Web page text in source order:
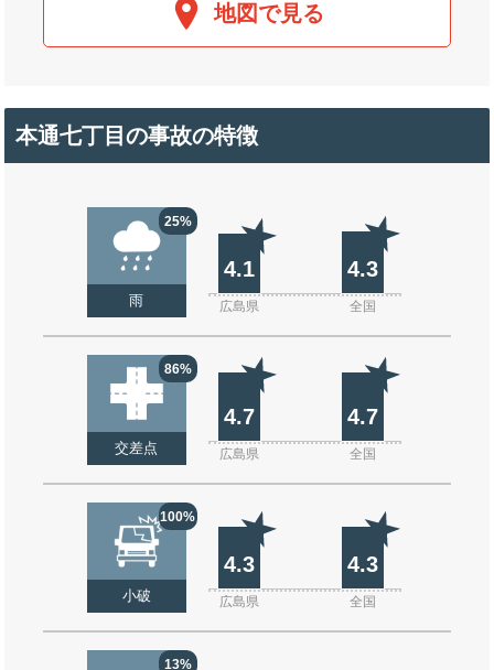
地図で見る
本通七丁目の事故の特徴
25%
雨
4.1 4.3
広島県 全国
86%
交差点
4.7 4.7
広島県 全国
100%
小破
4.3 4.3
広島県 全国
13%